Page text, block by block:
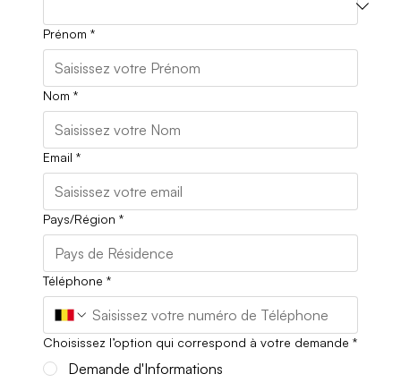
Prénom *
Nom *
Email *
Pays/Région *
Téléphone *
Choisissez l’option qui correspond à votre demande *
Demande d'Informations